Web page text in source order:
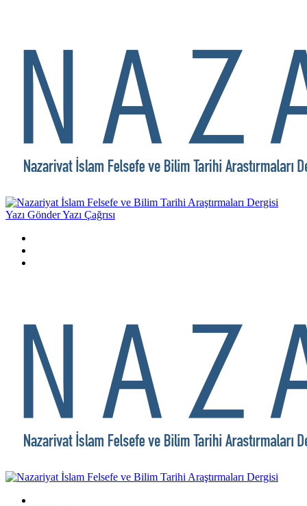
Yazı GönderYazı Çağrısı